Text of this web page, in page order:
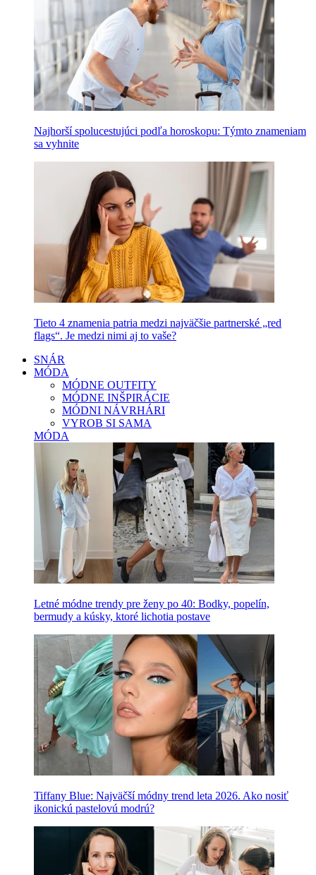
Najhorší spolucestujúci podľa horoskopu: Týmto znameniam
sa vyhnite
Tieto 4 znamenia patria medzi najväčšie partnerské „red
flags“. Je medzi nimi aj to vaše?
SNÁR
MÓDA
MÓDNE OUTFITY
MÓDNE INŠPIRÁCIE
MÓDNI NÁVRHÁRI
VYROB SI SAMA
MÓDA
Letné módne trendy pre ženy po 40: Bodky, popelín,
bermudy a kúsky, ktoré lichotia postave
Tiffany Blue: Najväčší módny trend leta 2026. Ako nosiť
ikonickú pastelovú modrú?